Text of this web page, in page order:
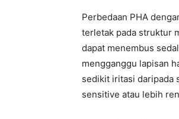
Perbedaan PHA
terletak pada struktur
dapat menembus
mengganggu lapisan
sedikit iritasi daripada
sensitive atau lebih